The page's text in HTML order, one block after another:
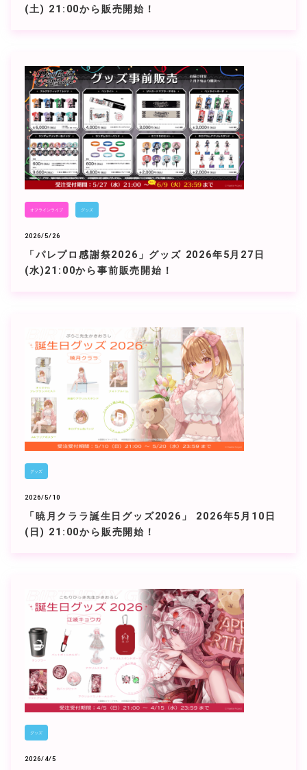
(土) 21:00から販売開始！
オフラインライブ グッズ
2026/5/26
「パレプロ感謝祭2026」グッズ 2026年5月27日
(水)21:00から事前販売開始！
グッズ
2026/5/10
「暁月クララ誕生日グッズ2026」 2026年5月10日
(日) 21:00から販売開始！
グッズ
2026/4/5